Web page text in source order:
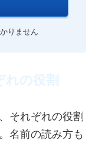
りません
れの役割
それぞれの役割
名前の読み方も